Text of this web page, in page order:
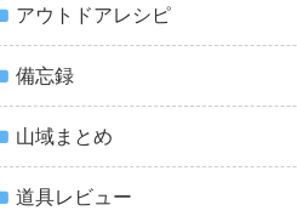
アウトドアレシピ
備忘録
山域まとめ
道具レビュー